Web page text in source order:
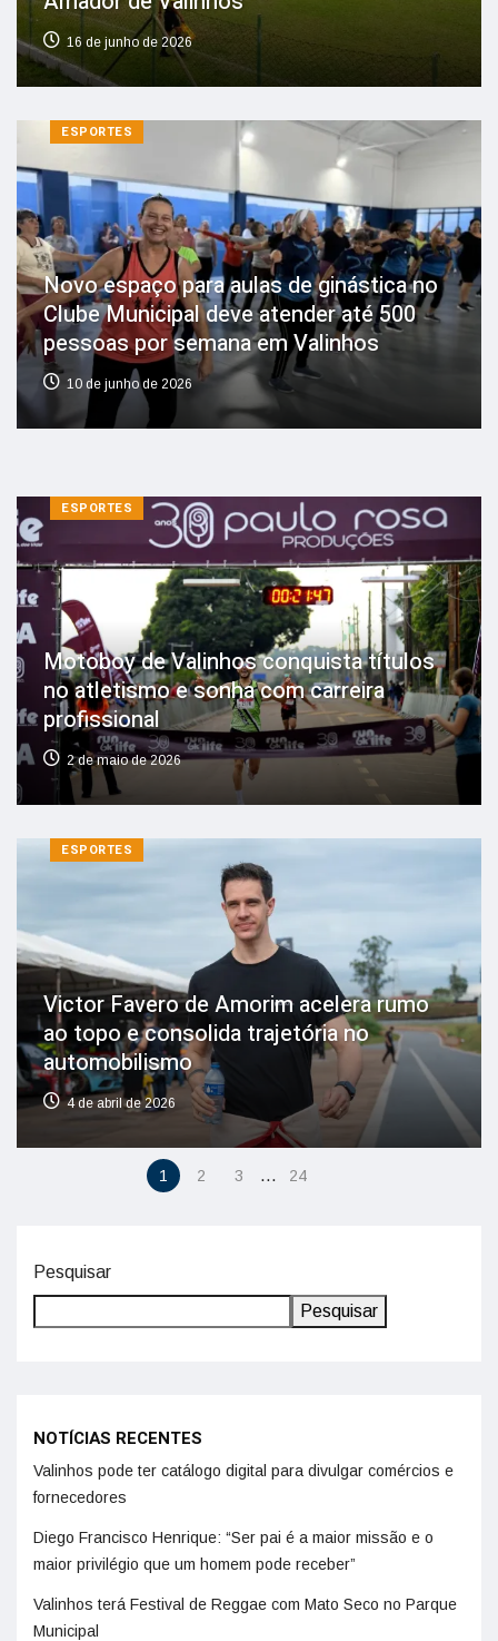
16 de junho de 2026
ESPORTES
Novo espaço para aulas de ginástica no
Clube Municipal deve atender até 500
pessoas por semana em Valinhos
10 de junho de 2026
ESPORTES
Motoboy de Valinhos conquista títulos
no atletismo e sonha com carreira
profissional
2 de maio de 2026
ESPORTES
Victor Favero de Amorim acelera rumo
ao topo e consolida trajetória no
automobilismo
4 de abril de 2026
1 2 3 … 24
Pesquisar
Pesquisar
NOTÍCIAS RECENTES
Valinhos pode ter catálogo digital para divulgar comércios e
fornecedores
Diego Francisco Henrique: “Ser pai é a maior missão e o
maior privilégio que um homem pode receber”
Valinhos terá Festival de Reggae com Mato Seco no Parque
Municipal